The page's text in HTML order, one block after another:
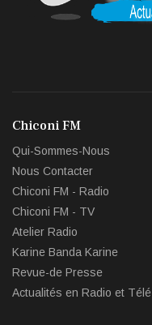
Chiconi FM
Qui-Sommes-Nous
Nous Contacter
Chiconi FM - Radio
Chiconi FM - TV
Atelier Radio
Karine Banda Karine
Revue-de Presse
Actualités en Radio et Télé